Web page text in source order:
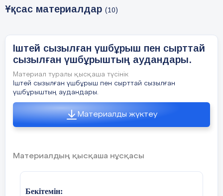
-шеңберге іштей
формуласы.
-шеңберге іштей
формуласын есептер
тексеру
Бағалау: Ауызша бағалау.
Ұқсас материалдар (10)
Іштей сызылған үшбұрыш пен сырттай
сызылған үшбұрыштың аудандары.
Материал туралы қысқаша түсінік
Іштей сызылған үшбұрыш пен сырттай сызылған
үшбұрыштың аудандары.
Материалды жүктеу
Материалдың қысқаша нұсқасы
Бекітемін: